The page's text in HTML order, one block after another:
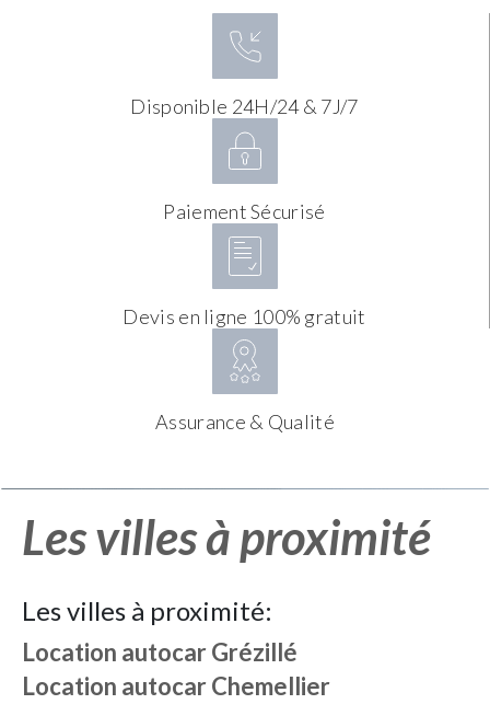
Disponible 24H/24 & 7J/7
Paiement Sécurisé
Devis en ligne 100% gratuit
Assurance & Qualité
Les villes à proximité
Les villes à proximité:
Location autocarGrézillé
Location autocarChemellier